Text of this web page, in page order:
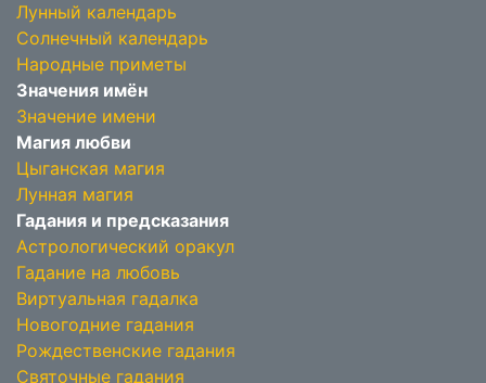
Лунный календарь
Солнечный календарь
Народные приметы
Значения имён
Значение имени
Магия любви
Цыганская магия
Лунная магия
Гадания и предсказания
Астрологический оракул
Гадание на любовь
Виртуальная гадалка
Новогодние гадания
Рождественские гадания
Святочные гадания